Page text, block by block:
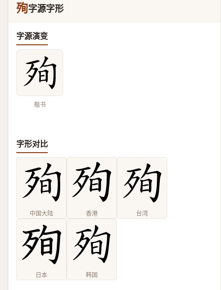
殉字源字形
字源演变
楷书
字形对比
中国大陆 香港 台湾
日本 韩国